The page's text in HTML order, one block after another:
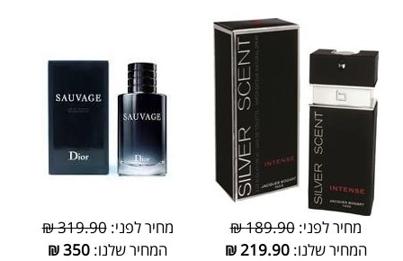
מחיר לפני:189.90 ₪
המחיר שלנו:219.90
₪
מחיר לפני:319.90 ₪
המחיר שלנו: 350
₪